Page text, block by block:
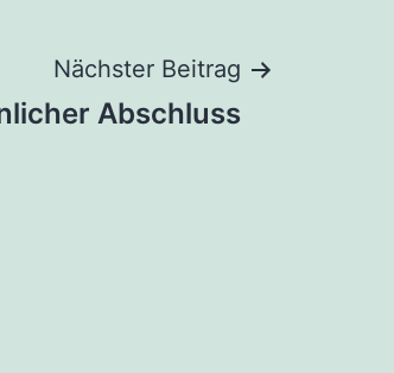
Nächster Beitrag
Abschluss